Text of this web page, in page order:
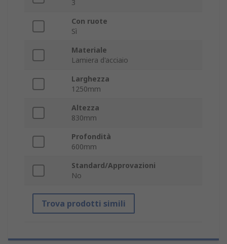
3
Con ruote
Sì
Materiale
Lamiera d'acciaio
Larghezza
1250mm
Altezza
830mm
Profondità
600mm
Standard/Approvazioni
No
Trova prodotti simili